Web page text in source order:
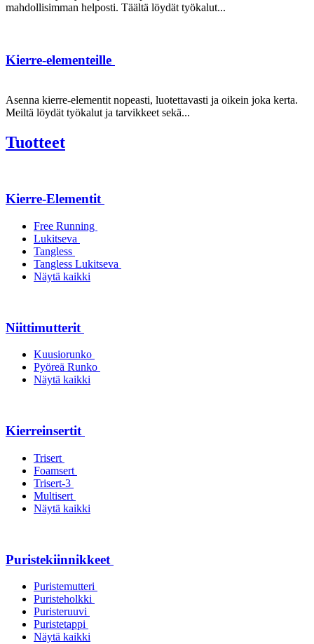
mahdollisimman helposti. Täältä löydät työkalut...
Kierre-elementeille
Asenna kierre-elementit nopeasti, luotettavasti ja oikein joka kerta.
Meiltä löydät työkalut ja tarvikkeet sekä...
Tuotteet
Kierre-Elementit
Free Running
Lukitseva
Tangless
Tangless Lukitseva
Näytä kaikki
Niittimutterit
Kuusiorunko
Pyöreä Runko
Näytä kaikki
Kierreinsertit
Trisert
Foamsert
Trisert-3
Multisert
Näytä kaikki
Puristekiinnikkeet
Puristemutteri
Puristeholkki
Puristeruuvi
Puristetappi
Näytä kaikki